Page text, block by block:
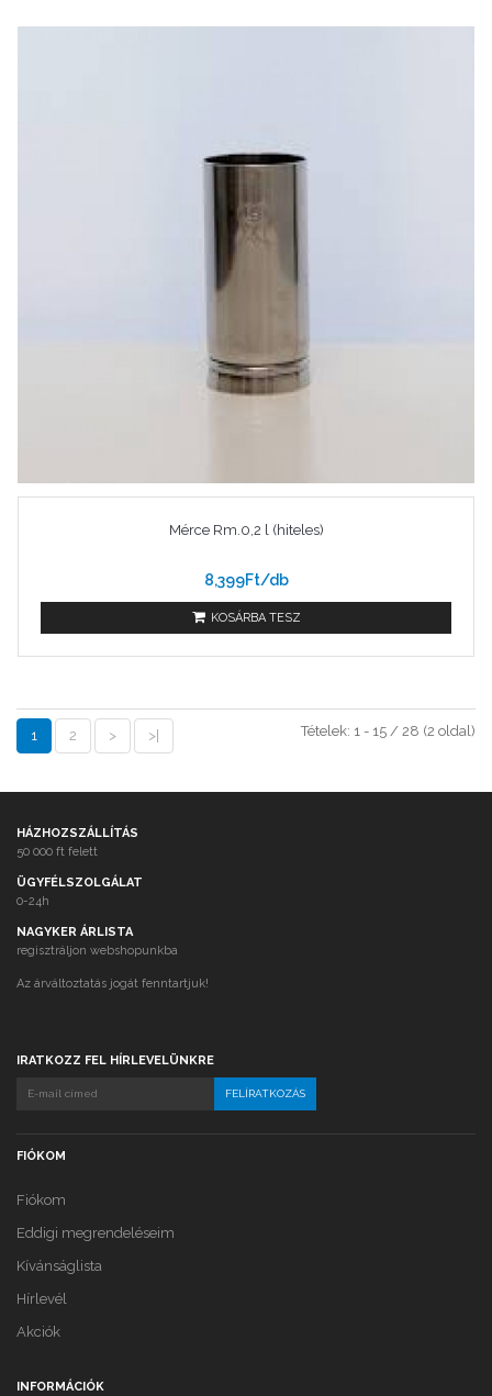
Mérce Rm.0,2 l (hiteles)
8,399Ft/db
KOSÁRBA TESZ
1 2 > >| Tételek: 1 - 15 / 28 (2 oldal)
HÁZHOZSZÁLLÍTÁS
50 000 ft felett
ÜGYFÉLSZOLGÁLAT
0-24h
NAGYKER ÁRLISTA
regisztráljon webshopunkba
Az árváltoztatás jogát fenntartjuk!
IRATKOZZ FEL HÍRLEVELÜNKRE
FIÓKOM
Fiókom
Eddigi megrendeléseim
Kívánságlista
Hírlevél
Akciók
INFORMÁCIÓK